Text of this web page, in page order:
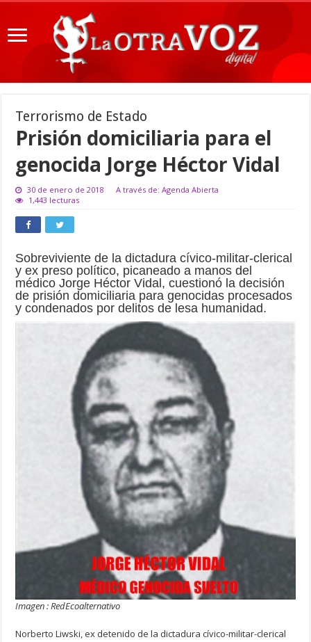
Terrorismo de Estado
Prisión domiciliaria para el
genocida Jorge Héctor Vidal
30 de enero de 2018
A través de: Agenda Abierta
1,443 lecturas
Sobreviviente de la dictadura cívico-militar-clerical
y ex preso político, picaneado a manos del
médico Jorge Héctor Vidal, cuestionó la decisión
de prisión domiciliaria para genocidas procesados
y condenados por delitos de lesa humanidad.
Imagen : RedEcoalternativo
Norberto Liwski, ex detenido de la dictadura cívico-militar-clerical